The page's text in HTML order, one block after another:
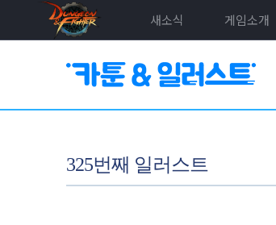
새소식 게임소개
325번째 일러스트